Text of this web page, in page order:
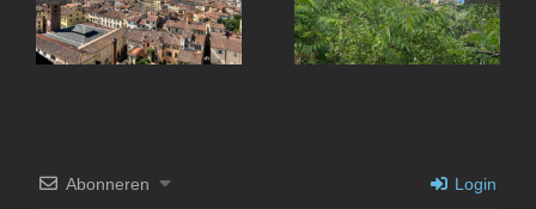
Lucca
Abonneren Login